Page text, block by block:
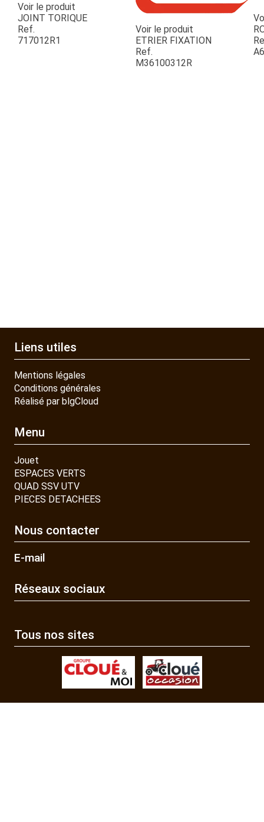
JOUET
ESPACES VERTS
Voir le produit
JOINT TORIQUE
Ref.
717012R1
Voir le produit
ETRIER FIXATION
Ref.
M36100312R
Liens utiles
Mentions légales
Conditions générales
Réalisé par blgCloud
Menu
Jouet
ESPACES VERTS
QUAD SSV UTV
PIECES DETACHEES
Nous contacter
E-mail
Réseaux sociaux
Tous nos sites